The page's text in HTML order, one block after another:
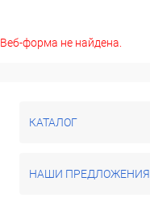
Веб-форма не найдена.
КАТАЛОГ
НАШИ ПРЕДЛОЖЕНИЯ